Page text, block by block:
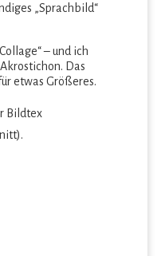
„Sprachbild“
– und ich
Das
etwas Größeres.